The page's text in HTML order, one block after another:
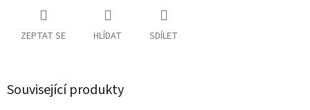
ZEPTAT SE HLÍDAT SDÍLET
Související produkty